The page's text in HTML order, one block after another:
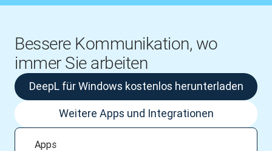
Bessere Kommunikation, wo
immer Sie arbeiten
Apps
DeepL für Windows kostenlos herunterladen
Weitere Apps und Integrationen